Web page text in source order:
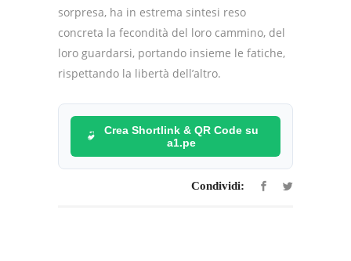
sorpresa, ha in estrema sintesi reso
concreta la fecondità del loro cammino, del
loro guardarsi, portando insieme le fatiche,
rispettando la libertà dell’altro.
Crea Shortlink & QR Code su
a1.pe
Condividi: